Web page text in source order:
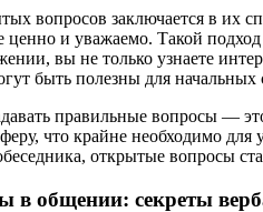
вопросов заключается в их
ценно и уважаемо. Такой
вы не только узнаете
быть полезны для
правильные вопросы —
что крайне необходимо
открытые вопросы
в общении: секреты